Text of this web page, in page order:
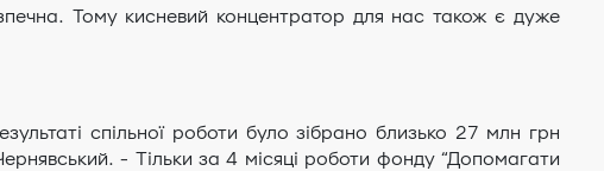
Тому кисневий концентратор для нас також є дуже
спільної роботи було зібрано близько 27 млн грн
- Тільки за 4 місяці роботи фонду “Допомагати